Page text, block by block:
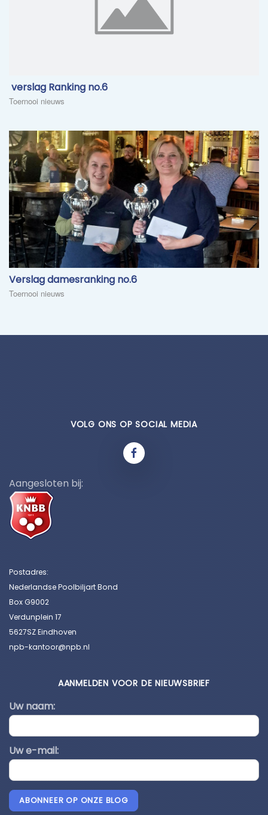
​ verslag Ranking no.6
Toernooi nieuws
Verslag damesranking no.6
Toernooi nieuws
VOLG ONS OP SOCIAL MEDIA
Aangesloten bij:
Postadres:
Nederlandse Poolbiljart Bond
Box G9002
Verdunplein 17
5627SZ Eindhoven
npb-kantoor@npb.nl
AANMELDEN VOOR DE NIEUWSBRIEF
Uw naam:
Uw e-mail:
ABONNEER OP ONZE BLOG